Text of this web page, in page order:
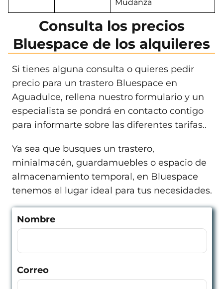
Mudanza
Consulta los precios
Bluespace de los alquileres
Si tienes alguna consulta o quieres pedir
precio para un trastero Bluespace en
Aguadulce, rellena nuestro formulario y un
especialista se pondrá en contacto contigo
para informarte sobre las diferentes tarifas..
Ya sea que busques un trastero,
minialmacén, guardamuebles o espacio de
almacenamiento temporal, en Bluespace
tenemos el lugar ideal para tus necesidades.
Nombre
Correo